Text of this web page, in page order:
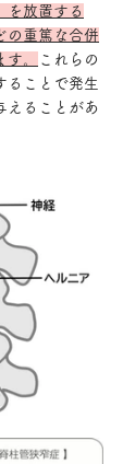
を放置する
の重篤な合併
。
これらの
ることで発生
えることがあ